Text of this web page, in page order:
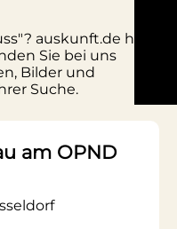
auskunft.de hat
Sie bei uns
Bilder und
Suche.
am OPND